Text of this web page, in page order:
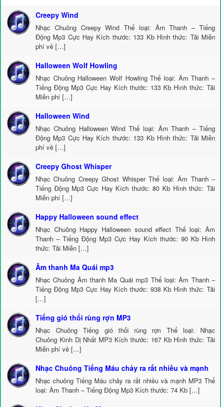
Creepy Wind
Nhạc Chuông Creepy Wind Thể loại: Âm Thanh – Tiếng
Động Mp3 Cực Hay Kích thước: 133 Kb Hình thức: Tải Miễn
phí về […]
Halloween Wolf Howling
Nhạc Chuông Halloween Wolf Howling Thể loại: Âm Thanh –
Tiếng Động Mp3 Cực Hay Kích thước: 133 Kb Hình thức: Tải
Miễn phí […]
Halloween Wind
Nhạc Chuông Halloween Wind Thể loại: Âm Thanh – Tiếng
Động Mp3 Cực Hay Kích thước: 133 Kb Hình thức: Tải Miễn
phí về […]
Creepy Ghost Whisper
Nhạc Chuông Creepy Ghost Whisper Thể loại: Âm Thanh –
Tiếng Động Mp3 Cực Hay Kích thước: 80 Kb Hình thức: Tải
Miễn phí […]
Happy Halloween sound effect
Nhạc Chuông Happy Halloween sound effect Thể loại: Âm
Thanh – Tiếng Động Mp3 Cực Hay Kích thước: 90 Kb Hình
thức: Tải Miễn […]
Âm thanh Ma Quái mp3
Nhạc Chuông Âm thanh Ma Quái mp3 Thể loại: Âm Thanh –
Tiếng Động Mp3 Cực Hay Kích thước: 938 Kb Hình thức: Tải
[…]
Tiếng gió thổi rùng rợn MP3
Nhạc Chuông Tiếng gió thổi rùng rợn Thể loại: Nhạc
Chuông Kinh Dị Nhất MP3 Kích thước: 167 Kb Hình thức: Tải
Miễn phí về […]
Nhạc Chuông Tiếng Máu chảy ra rất nhiều và mạnh
Nhạc chuông Tiếng Máu chảy ra rất nhiều và mạnh MP3 Thể
loại: Âm Thanh – Tiếng Động Mp3 Kích thước: 74 Kb […]